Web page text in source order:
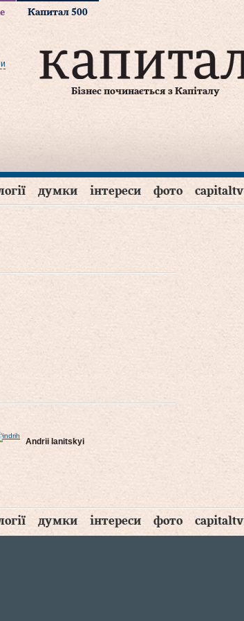
Капитал 500
Бізнес починається з Капіталу
думки інтереси фото capitaltv
Andrii Ianitskyi
думки інтереси фото capitaltv